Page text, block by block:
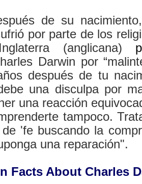
de su
por parte de los
(anglicana)
Darwin por
después de tu
una disculpa por
una reacción
tampoco.
'fe buscando la
una reparación".
Facts About Charles